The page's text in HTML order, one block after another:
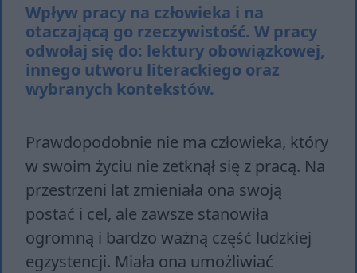
Wpływ pracy na człowieka i na
otaczającą go rzeczywistość. W pracy
odwołaj się do: lektury obowiązkowej,
innego utworu literackiego oraz
wybranych kontekstów.
Prawdopodobnie nie ma człowieka, który
w swoim życiu nie zetknął się z pracą. Na
przestrzeni lat zmieniała ona swoją
postać i cel, ale zawsze stanowiła
ogromną i bardzo ważną część ludzkiej
egzystencji. Miała ona umożliwiać